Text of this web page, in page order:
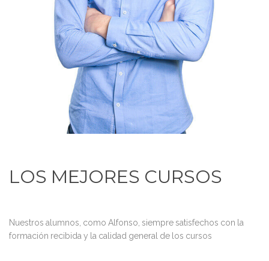
LOS MEJORES CURSOS
Nuestros alumnos, como Alfonso, siempre satisfechos con la
formación recibida y la calidad general de los cursos